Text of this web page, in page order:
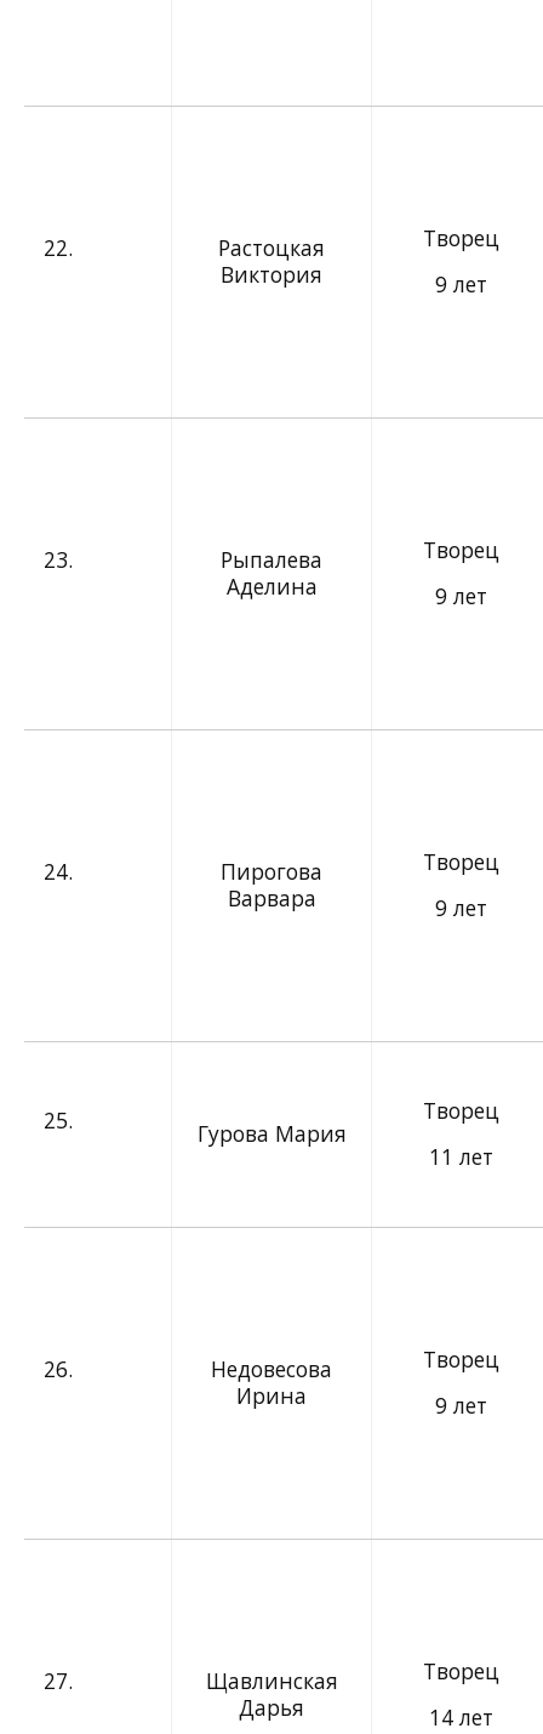
22.
Растоцкая
Виктория
Творец
9 лет
23.
Рыпалева
Аделина
Творец
9 лет
24.
Пирогова
Варвара
Творец
9 лет
25. Гурова Мария
Творец
11 лет
26.
Недовесова
Ирина
Творец
9 лет
27.
Щавлинская
Дарья
Творец
14 лет